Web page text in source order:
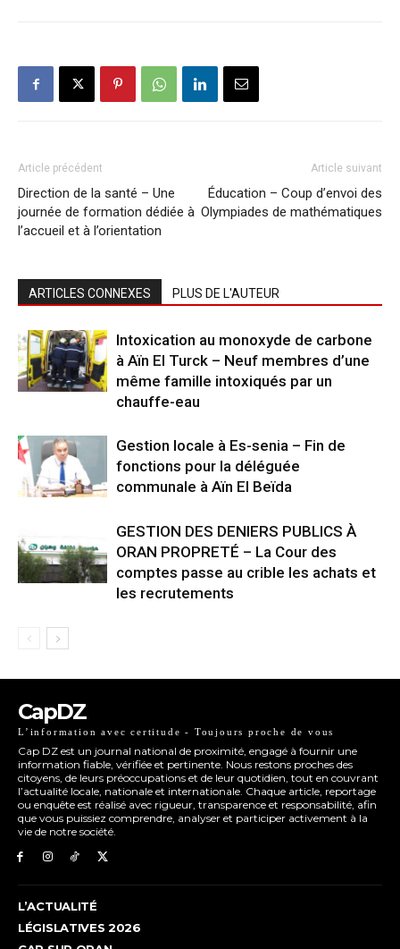
Article précédent
Direction de la santé – Une
journée de formation dédiée à
l’accueil et à l’orientation
Article suivant
Éducation – Coup d’envoi des
Olympiades de mathématiques
ARTICLES CONNEXES PLUS DE L'AUTEUR
Intoxication au monoxyde de carbone
à Aïn El Turck – Neuf membres d’une
même famille intoxiqués par un
chauffe-eau
Gestion locale à Es-senia – Fin de
fonctions pour la déléguée
communale à Aïn El Beïda
GESTION DES DENIERS PUBLICS À
ORAN PROPRETÉ – La Cour des
comptes passe au crible les achats et
les recrutements
CapDZ
L’information avec certitude - Toujours proche de vous
Cap DZ est un journal national de proximité, engagé à fournir une
information fiable, vérifiée et pertinente. Nous restons proches des
citoyens, de leurs préoccupations et de leur quotidien, tout en couvrant
l’actualité locale, nationale et internationale. Chaque article, reportage
ou enquête est réalisé avec rigueur, transparence et responsabilité, afin
que vous puissiez comprendre, analyser et participer activement à la
vie de notre société.
L’ACTUALITÉ
LÉGISLATIVES 2026